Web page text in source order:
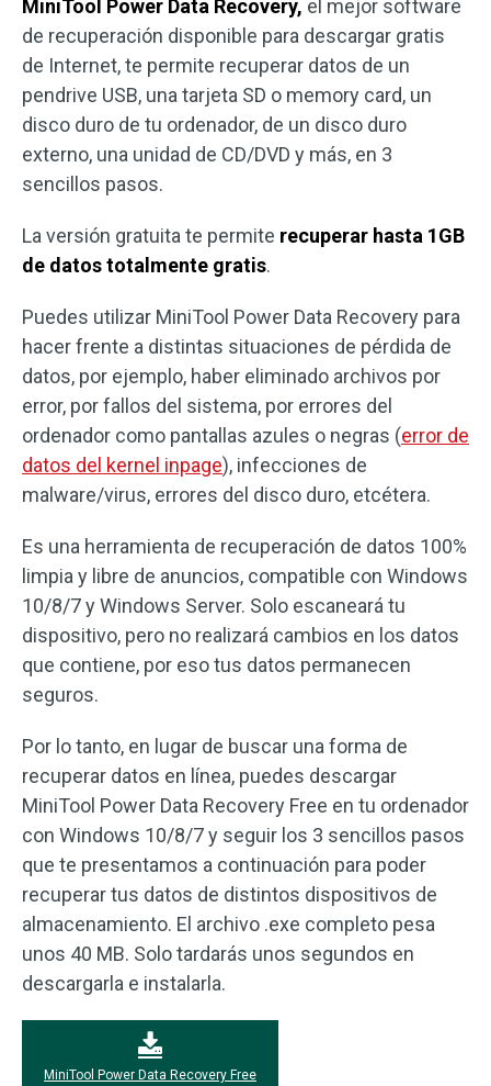
MiniTool Power Data Recovery, el mejor software
de recuperación disponible para descargar gratis
de Internet, te permite recuperar datos de un
pendrive USB, una tarjeta SD o memory card, un
disco duro de tu ordenador, de un disco duro
externo, una unidad de CD/DVD y más, en 3
sencillos pasos.
La versión gratuita te permite recuperar hasta 1GB
de datos totalmente gratis.
Puedes utilizar MiniTool Power Data Recovery para
hacer frente a distintas situaciones de pérdida de
datos, por ejemplo, haber eliminado archivos por
error, por fallos del sistema, por errores del
ordenador como pantallas azules o negras (error de
datos del kernel inpage), infecciones de
malware/virus, errores del disco duro, etcétera.
Es una herramienta de recuperación de datos 100%
limpia y libre de anuncios, compatible con Windows
10/8/7 y Windows Server. Solo escaneará tu
dispositivo, pero no realizará cambios en los datos
que contiene, por eso tus datos permanecen
seguros.
Por lo tanto, en lugar de buscar una forma de
recuperar datos en línea, puedes descargar
MiniTool Power Data Recovery Free en tu ordenador
con Windows 10/8/7 y seguir los 3 sencillos pasos
que te presentamos a continuación para poder
recuperar tus datos de distintos dispositivos de
almacenamiento. El archivo .exe completo pesa
unos 40 MB. Solo tardarás unos segundos en
descargarla e instalarla.
MiniTool Power Data Recovery Free